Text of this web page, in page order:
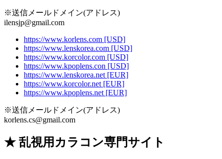
※送信メールドメイン(アドレス)
ilensjp@gmail.com
https://www.korlens.com [USD]
https://www.lenskorea.com [USD]
https://www.korcolor.com [USD]
https://www.kpoplens.con [USD]
https://www.lenskorea.net [EUR]
https://www.korcolor.net [EUR]
https://www.kpoplens.net [EUR]
※送信メールドメイン(アドレス)
korlens.cs@gmail.com
★ 乱視用カラコン専門サイト